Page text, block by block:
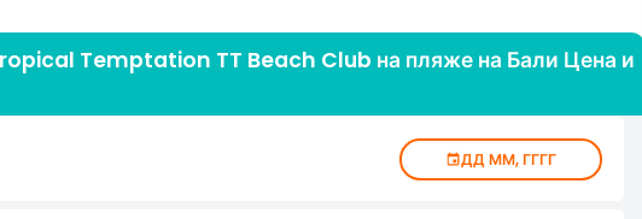
меняется с живыми диджей-сетами и тематическими пляжными
ночную жизнь Бали на новый уровень. Включено также обслуживание
и приоритетный VIP-вход, что обеспечивает беспроблемный и
того, планируете ли вы романтический день вдвоем, веселое время с
кусочком рая во время отпуска на Бали, этот дневной пропуск
комфорт и непрерывные тропические вибрации. Расположенный
от оживленных торговых и ресторанных районов Куты, Tropical Temptation
Temptation TT Beach Club на пляже на Бали Цена и
ДД ММ, ГГГГ